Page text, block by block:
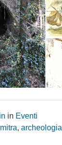
in Eventi
, archeologia